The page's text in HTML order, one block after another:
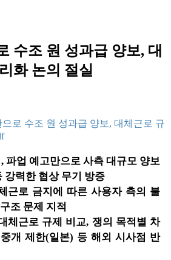
수조 원 성과급 양보, 대
화 논의 절실
로 수조 원 성과급 양보, 대체근로 규
파업 예고만으로 사측 대규모 양보
강력한 협상 무기 방증
근로 금지에 따른 사용자 측의 불
조 문제 지적
체근로 규제 비교, 쟁의 목적별 차
개 제한(일본) 등 해외 시사점 반